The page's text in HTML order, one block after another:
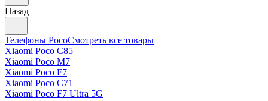
Назад
Телефоны PocoСмотреть все товары
Xiaomi Poco C85
Xiaomi Poco M7
Xiaomi Poco F7
Xiaomi Poco C71
Xiaomi Poco F7 Ultra 5G